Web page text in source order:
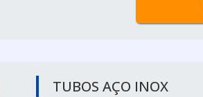
TUBOS AÇO INOX